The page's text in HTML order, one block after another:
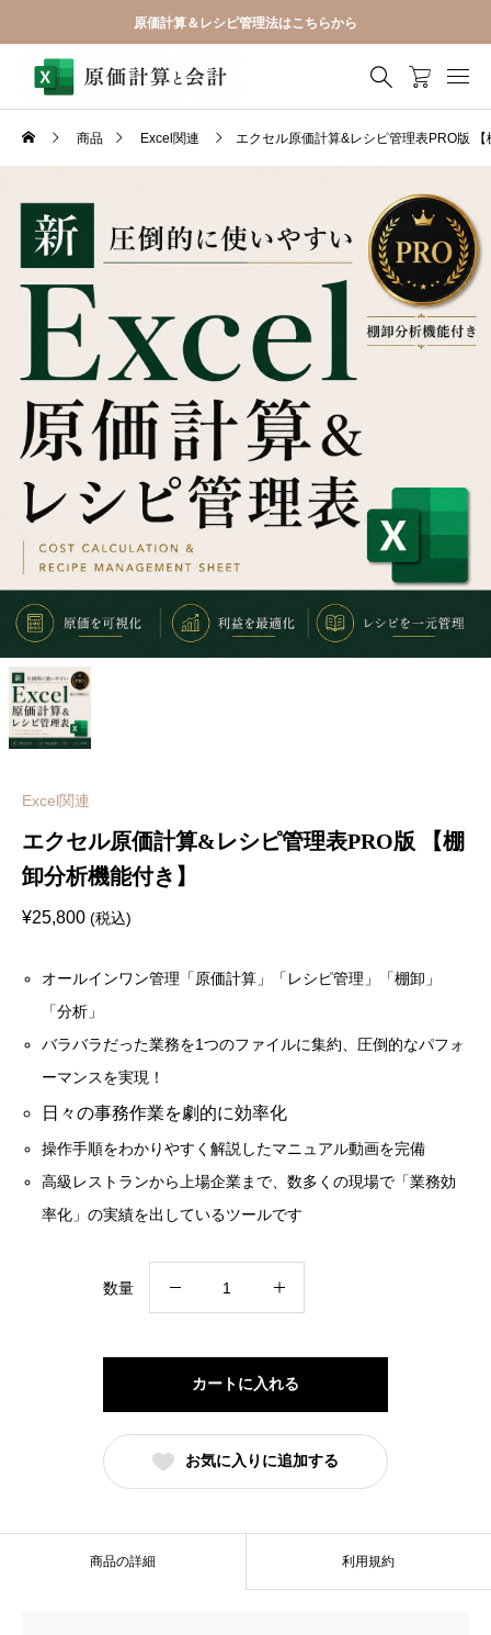
原価計算＆レシピ管理法はこちらから
商品 Excel関連 エクセル原価計算&レシピ管理表PRO版
Excel関連
エクセル原価計算&レシピ管理表PRO版 【棚
卸分析機能付き】
¥25,800 (税込)
オールインワン管理「原価計算」「レシピ管理」「棚卸」
「分析」
バラバラだった業務を1つのファイルに集約、圧倒的なパフォ
ーマンスを実現！
日々の事務作業を劇的に効率化
操作手順をわかりやすく解説したマニュアル動画を完備
高級レストランから上場企業まで、数多くの現場で「業務効
率化」の実績を出しているツールです
数量
価
計
算
カートに入れる
お気に入りに追加する
商品の詳細 利用規約